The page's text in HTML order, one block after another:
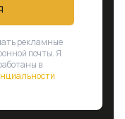
рекламные
почты. Я
в